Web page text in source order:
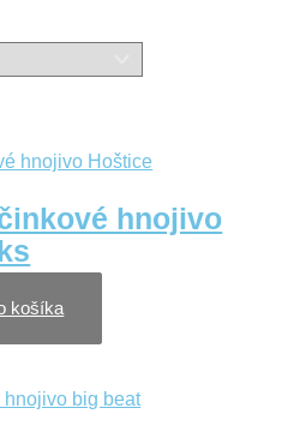
hnojivo
košíka